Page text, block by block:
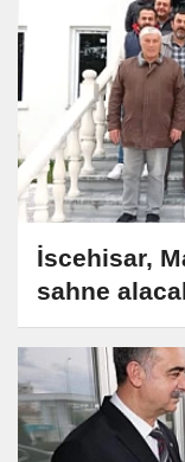
İscehisar,
sahne